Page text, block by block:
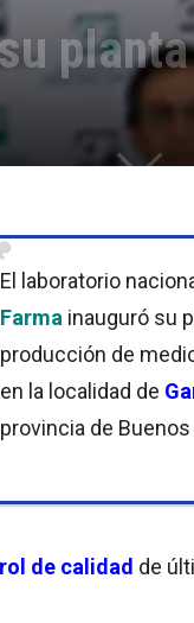
El laboratorio
Farma inauguró su
producción de
en la localidad de
provincia de Buenos
de calidad de